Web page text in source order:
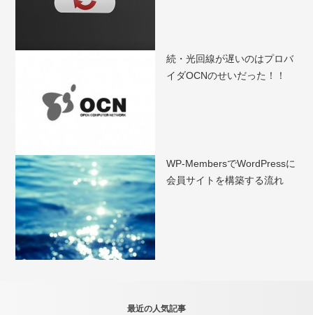
続・光回線が遅いのはプロバ
イダOCNのせいだった！！
WP-MembersでWordPressに
会員サイトを構築する流れ
最近の人気記事